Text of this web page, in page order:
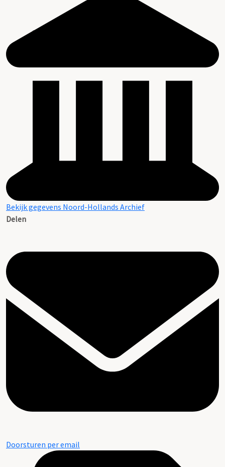
Bekijk gegevens Noord-Hollands Archief
Delen
Doorsturen per email